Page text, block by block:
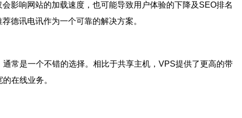
影响网站的加载速度，也可能导致用户体验的下降及SEO排名
德讯电讯作为一个可靠的解决方案。
通常是一个不错的选择。相比于共享主机，VPS提供了更高的带
在线业务。